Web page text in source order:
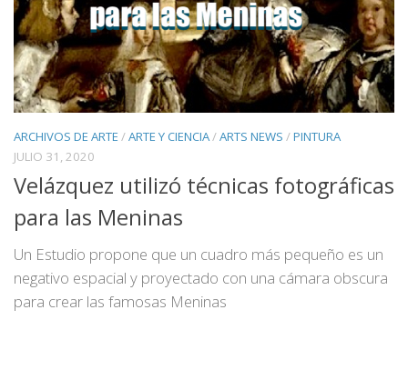
ARCHIVOS DE ARTE /ARTE Y CIENCIA/ARTS NEWS /PINTURA
JULIO 31, 2020
Velázquez utilizó técnicas fotográficas
para las Meninas
Un Estudio propone que un cuadro más pequeño es un
negativo espacial y proyectado con una cámara obscura
para crear las famosas Meninas